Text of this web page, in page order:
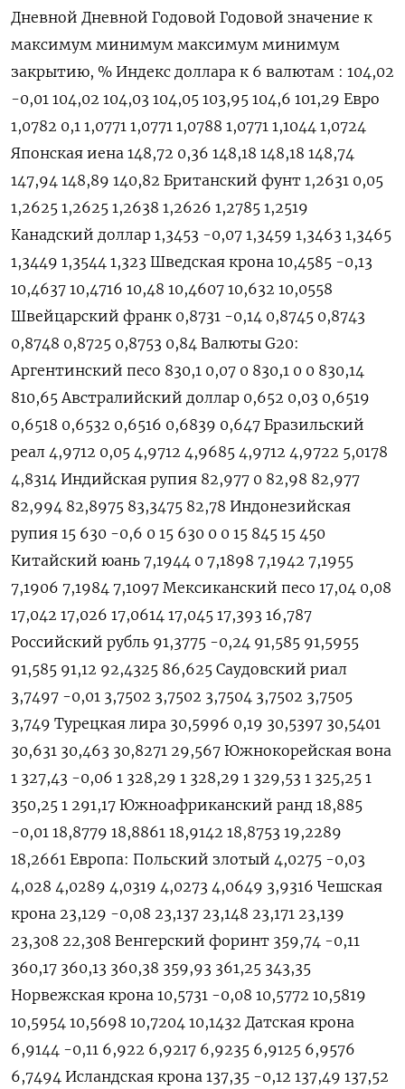
Дневной Дневной Годовой Годовой значение к
максимум минимум максимум минимум
закрытию, % Индекс доллара к 6 валютам : 104,02
-0,01 104,02 104,03 104,05 103,95 104,6 101,29 Евро
1,0782 0,1 1,0771 1,0771 1,0788 1,0771 1,1044 1,0724
Японская иена 148,72 0,36 148,18 148,18 148,74
147,94 148,89 140,82 Британский фунт 1,2631 0,05
1,2625 1,2625 1,2638 1,2626 1,2785 1,2519
Канадский доллар 1,3453 -0,07 1,3459 1,3463 1,3465
1,3449 1,3544 1,323 Шведская крона 10,4585 -0,13
10,4637 10,4716 10,48 10,4607 10,632 10,0558
Швейцарский франк 0,8731 -0,14 0,8745 0,8743
0,8748 0,8725 0,8753 0,84 Валюты G20:
Аргентинский песо 830,1 0,07 0 830,1 0 0 830,14
810,65 Австралийский доллар 0,652 0,03 0,6519
0,6518 0,6532 0,6516 0,6839 0,647 Бразильский
реал 4,9712 0,05 4,9712 4,9685 4,9712 4,9722 5,0178
4,8314 Индийская рупия 82,977 0 82,98 82,977
82,994 82,8975 83,3475 82,78 Индонезийская
рупия 15 630 -0,6 0 15 630 0 0 15 845 15 450
Китайский юань 7,1944 0 7,1898 7,1942 7,1955
7,1906 7,1984 7,1097 Мексиканский песо 17,04 0,08
17,042 17,026 17,0614 17,045 17,393 16,787
Российский рубль 91,3775 -0,24 91,585 91,5955
91,585 91,12 92,4325 86,625 Саудовский риал
3,7497 -0,01 3,7502 3,7502 3,7504 3,7502 3,7505
3,749 Турецкая лира 30,5996 0,19 30,5397 30,5401
30,631 30,463 30,8271 29,567 Южнокорейская вона
1 327,43 -0,06 1 328,29 1 328,29 1 329,53 1 325,25 1
350,25 1 291,17 Южноафриканский ранд 18,885
-0,01 18,8779 18,8861 18,9142 18,8753 19,2289
18,2661 Европа: Польский злотый 4,0275 -0,03
4,028 4,0289 4,0319 4,0273 4,0649 3,9316 Чешская
крона 23,129 -0,08 23,137 23,148 23,171 23,139
23,308 22,308 Венгерский форинт 359,74 -0,11
360,17 360,13 360,38 359,93 361,25 343,35
Норвежская крона 10,5731 -0,08 10,5772 10,5819
10,5954 10,5698 10,7204 10,1432 Датская крона
6,9144 -0,11 6,922 6,9217 6,9235 6,9125 6,9576
6,7494 Исландская крона 137,35 -0,12 137,49 137,52